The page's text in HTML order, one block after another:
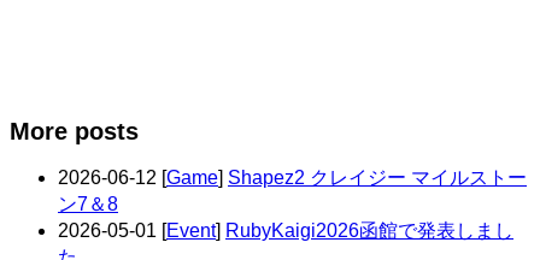
More posts
2026-06-12 [Game] Shapez2 クレイジー マイルストー
ン7＆8
2026-05-01 [Event] RubyKaigi2026函館で発表しまし